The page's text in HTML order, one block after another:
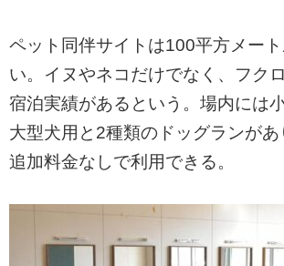
ペット同伴サイトは100平方メー
い。イヌやネコだけでなく、フク
宿泊実績があるという。場内には
大型犬用と2種類のドッグランが
追加料金なしで利用できる。